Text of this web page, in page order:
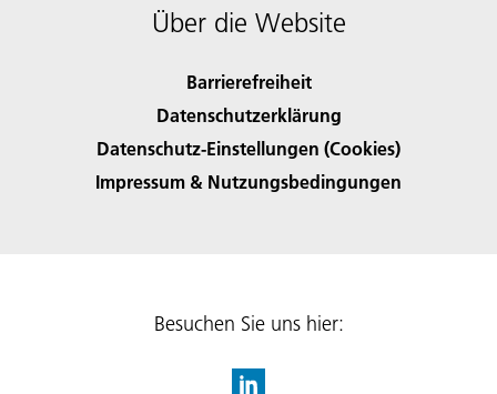
Über die Website
Barrierefreiheit
Datenschutzerklärung
Datenschutz-Einstellungen (Cookies)
Impressum & Nutzungsbedingungen
Besuchen Sie uns hier: